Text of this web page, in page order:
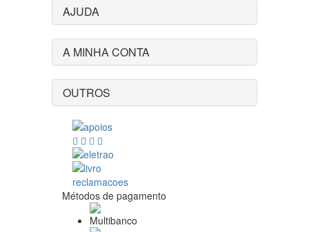
AJUDA
A MINHA CONTA
OUTROS
Métodos de pagamento